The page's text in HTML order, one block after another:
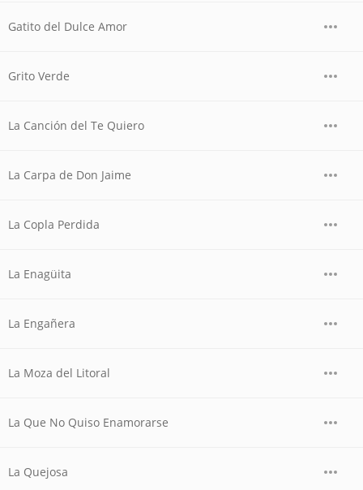
Gatito del Dulce Amor
Grito Verde
La Canción del Te Quiero
La Carpa de Don Jaime
La Copla Perdida
La Enagüita
La Engañera
La Moza del Litoral
La Que No Quiso Enamorarse
La Quejosa